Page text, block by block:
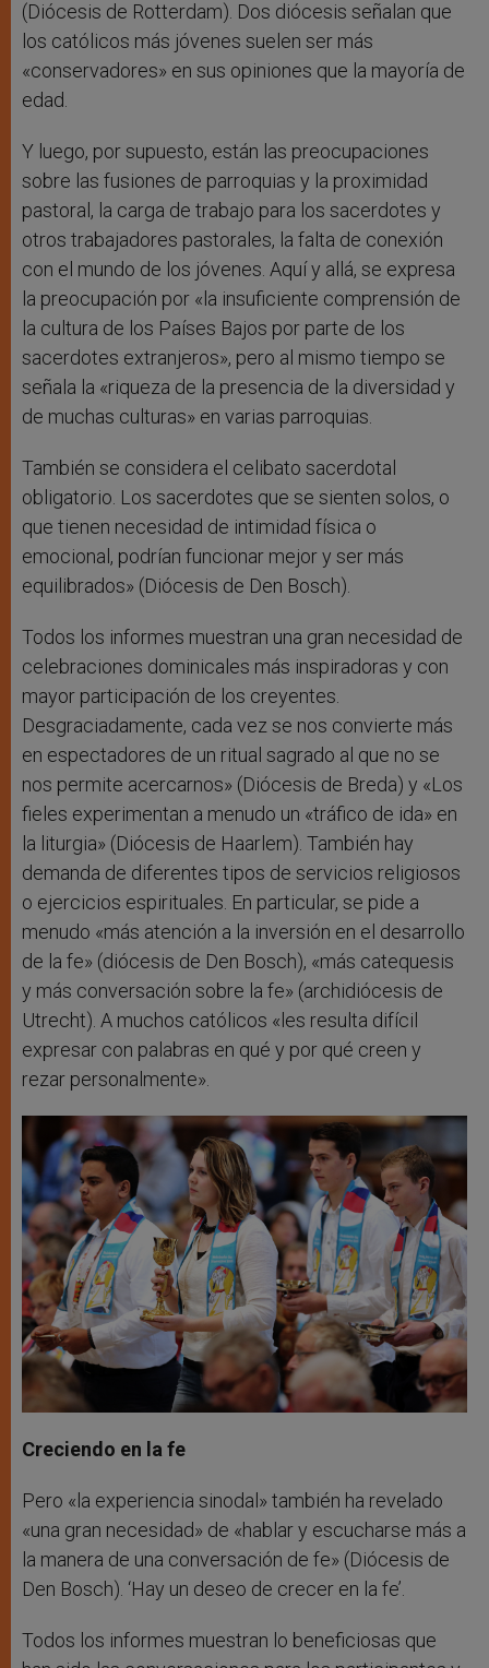
(Diócesis de Rotterdam). Dos diócesis señalan que
los católicos más jóvenes suelen ser más
«conservadores» en sus opiniones que la mayoría de
edad.
Y luego, por supuesto, están las preocupaciones
sobre las fusiones de parroquias y la proximidad
pastoral, la carga de trabajo para los sacerdotes y
otros trabajadores pastorales, la falta de conexión
con el mundo de los jóvenes. Aquí y allá, se expresa
la preocupación por «la insuficiente comprensión de
la cultura de los Países Bajos por parte de los
sacerdotes extranjeros», pero al mismo tiempo se
señala la «riqueza de la presencia de la diversidad y
de muchas culturas» en varias parroquias.
También se considera el celibato sacerdotal
obligatorio. Los sacerdotes que se sienten solos, o
que tienen necesidad de intimidad física o
emocional, podrían funcionar mejor y ser más
equilibrados» (Diócesis de Den Bosch).
Todos los informes muestran una gran necesidad de
celebraciones dominicales más inspiradoras y con
mayor participación de los creyentes.
Desgraciadamente, cada vez se nos convierte más
en espectadores de un ritual sagrado al que no se
nos permite acercarnos» (Diócesis de Breda) y «Los
fieles experimentan a menudo un «tráfico de ida» en
la liturgia» (Diócesis de Haarlem). También hay
demanda de diferentes tipos de servicios religiosos
o ejercicios espirituales. En particular, se pide a
menudo «más atención a la inversión en el desarrollo
de la fe» (diócesis de Den Bosch), «más catequesis
y más conversación sobre la fe» (archidiócesis de
Utrecht). A muchos católicos «les resulta difícil
expresar con palabras en qué y por qué creen y
rezar personalmente».
Creciendo en la fe
Pero «la experiencia sinodal» también ha revelado
«una gran necesidad» de «hablar y escucharse más a
la manera de una conversación de fe» (Diócesis de
Den Bosch). ‘Hay un deseo de crecer en la fe’.
Todos los informes muestran lo beneficiosas que